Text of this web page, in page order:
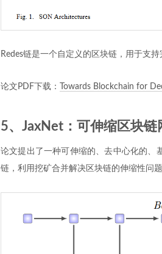
Redes链是一个自定义的区块链，用于支
论文PDF下载： Towards Blockchain for
5、JaxNet：可伸缩区块链
论文提出了一种可伸缩的、去中心化的、
链，利用挖矿合并解决区块链的伸缩性问题